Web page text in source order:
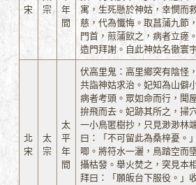
宋
宗
年
間
寓，生死懸於神姑，幸憫而
慈，代為懺悔。取菖蒲九節
門首，煎蒲飲之，病者立瘥
造門拜謝。自此神姑名徹寰
北
宋
太
宗
太
平
年
間
伏高里鬼：高里鄉突有陰怪
共詣神姑求治。妃知為山僻
病者考頭。眾如命而行，聞
拚飛而去。妃跡其所之，掃
一小鳥匿樹抄，只見渺渺林
曰：「不可留此為桑梓憂。
唧。將符水一灑，鳥踏空而
攝枯發。舉火焚之，突見本
拜曰：「願皈台下服役。」